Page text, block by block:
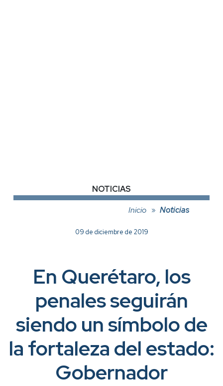
NOTICIAS
Inicio
Noticias
09 de diciembre de 2019
En Querétaro, los
penales seguirán
siendo un símbolo de
la fortaleza del estado:
Gobernador